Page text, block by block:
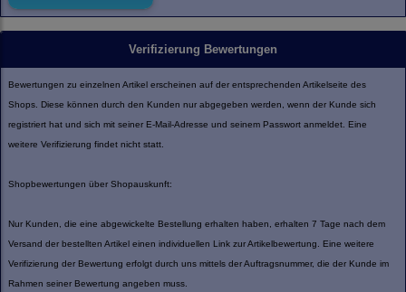
Verifizierung Bewertungen
Bewertungen zu einzelnen Artikel erscheinen auf der entsprechenden Artikelseite des
Shops. Diese können durch den Kunden nur abgegeben werden, wenn der Kunde sich
registriert hat und sich mit seiner E-Mail-Adresse und seinem Passwort anmeldet. Eine
weitere Verifizierung findet nicht statt.
Shopbewertungen über Shopauskunft:
Nur Kunden, die eine abgewickelte Bestellung erhalten haben, erhalten 7 Tage nach dem
Versand der bestellten Artikel einen individuellen Link zur Artikelbewertung. Eine weitere
Verifizierung der Bewertung erfolgt durch uns mittels der Auftragsnummer, die der Kunde im
Rahmen seiner Bewertung angeben muss.